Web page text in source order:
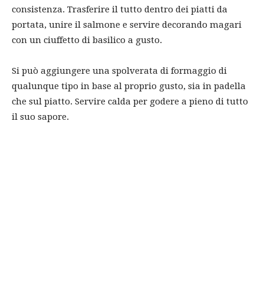
consistenza. Trasferire il tutto dentro dei piatti da
portata, unire il salmone e servire decorando magari
con un ciuffetto di basilico a gusto.
Si può aggiungere una spolverata di formaggio di
qualunque tipo in base al proprio gusto, sia in padella
che sul piatto. Servire calda per godere a pieno di tutto
il suo sapore.